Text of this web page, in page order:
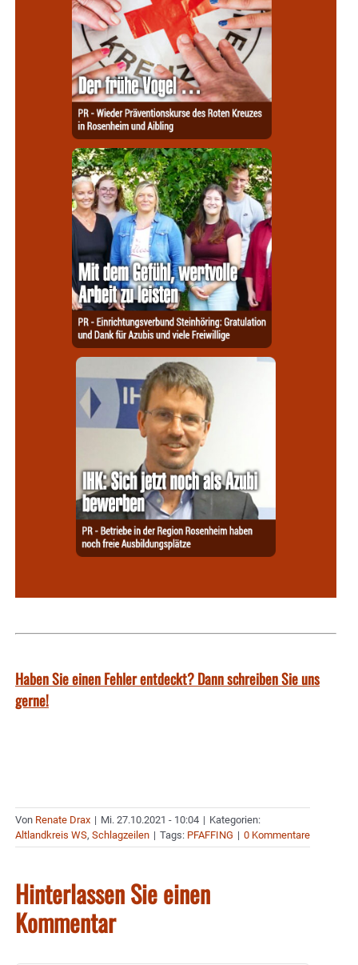
Haben Sie einen Fehler entdeckt? Dann schreiben Sie uns
gerne!
Von Renate Drax | Mi. 27.10.2021 - 10:04 | Kategorien:
Altlandkreis WS, Schlagzeilen | Tags: PFAFFING | 0 Kommentare
Hinterlassen Sie einen
Kommentar